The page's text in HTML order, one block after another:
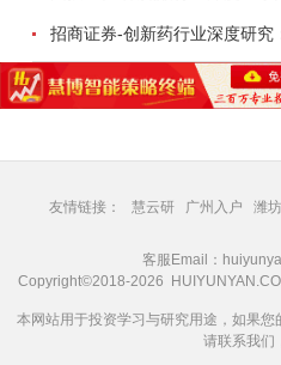
友情链接： 慧云研 广州入户 潍
客服Email：
Copyright©2018-2026
本网站用于投资学习与研究用途，如果您
请联系我们